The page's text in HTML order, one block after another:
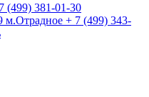
(499) 381-01-30
м.Отрадное + 7 (499) 343-